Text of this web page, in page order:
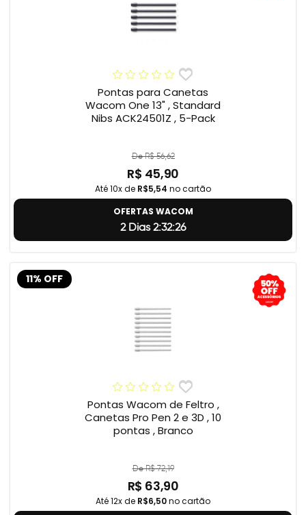
Pontas para Canetas
Wacom One 13" , Standard
Nibs ACK24501Z , 5-Pack
De R$ 56,62
R$ 45,90
Até 10x de R$5,54 no cartão
OFERTAS WACOM
2 Dias 2:32:25
11% OFF
Pontas Wacom de Feltro ,
Canetas Pro Pen 2 e 3D , 10
pontas , Branco
De R$ 72,19
R$ 63,90
Até 12x de R$6,50no cartão